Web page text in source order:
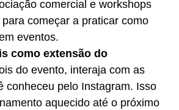
comercial e workshops
começar a praticar como
eventos.
como extensão do
do evento, interaja com as
conheceu pelo Instagram. Isso
aquecido até o próximo